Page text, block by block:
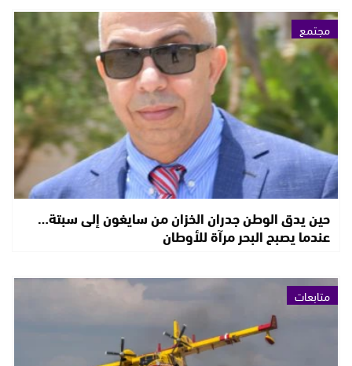
مجتمع
حين يدق الوطن جدران الخزان من سايغون إلى سبتة…
عندما يصبح البحر مرآة للأوطان
متابعات